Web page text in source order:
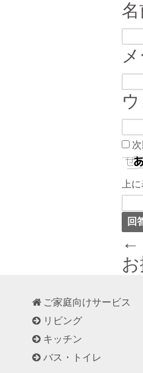
名
上
←
ご家庭向けサービス
リビング
キッチン
バス・トイレ